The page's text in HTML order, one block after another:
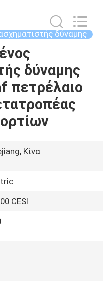
δύναμης
δύναμης
πετρέλαιο
Κίνα
CESI